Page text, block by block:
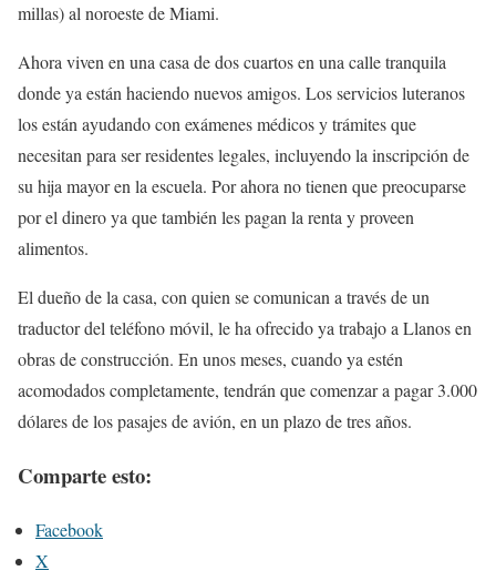
millas) al noroeste de Miami.
Ahora viven en una casa de dos cuartos en una calle tranquila
donde ya están haciendo nuevos amigos. Los servicios luteranos
los están ayudando con exámenes médicos y trámites que
necesitan para ser residentes legales, incluyendo la inscripción de
su hija mayor en la escuela. Por ahora no tienen que preocuparse
por el dinero ya que también les pagan la renta y proveen
alimentos.
El dueño de la casa, con quien se comunican a través de un
traductor del teléfono móvil, le ha ofrecido ya trabajo a Llanos en
obras de construcción. En unos meses, cuando ya estén
acomodados completamente, tendrán que comenzar a pagar 3.000
dólares de los pasajes de avión, en un plazo de tres años.
Comparte esto:
Facebook
X